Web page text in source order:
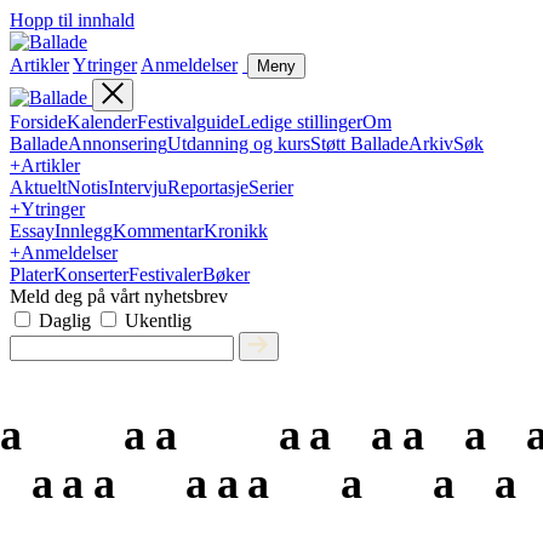
Hopp til innhald
ArtiklerYtringer Anmeldelser Meny
ForsideKalenderFestivalguideLedige stillingerOm
BalladeAnnonseringUtdanning og kursStøtt BalladeArkivSøk
+Artikler
AktueltNotisIntervjuReportasjeSerier
+Ytringer
EssayInnleggKommentarKronikk
+Anmeldelser
PlaterKonserterFestivalerBøker
Meld deg på vårt nyhetsbrev
Daglig
Ukentlig
a a
a a
a a
a
a
a
a
a
a